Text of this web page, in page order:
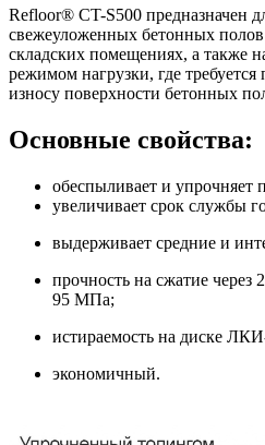
Refloor® CT-S500 предназначен
свежеуложенных бетонных
складских помещениях, а также
режимом нагрузки, где
износу поверхности бетонных
Основные свойства:
обеспыливает и упрочняет
увеличивает срок службы
выдерживает средние и
прочность на сжатие через
95 МПа;
истираемость на диске
экономичный.